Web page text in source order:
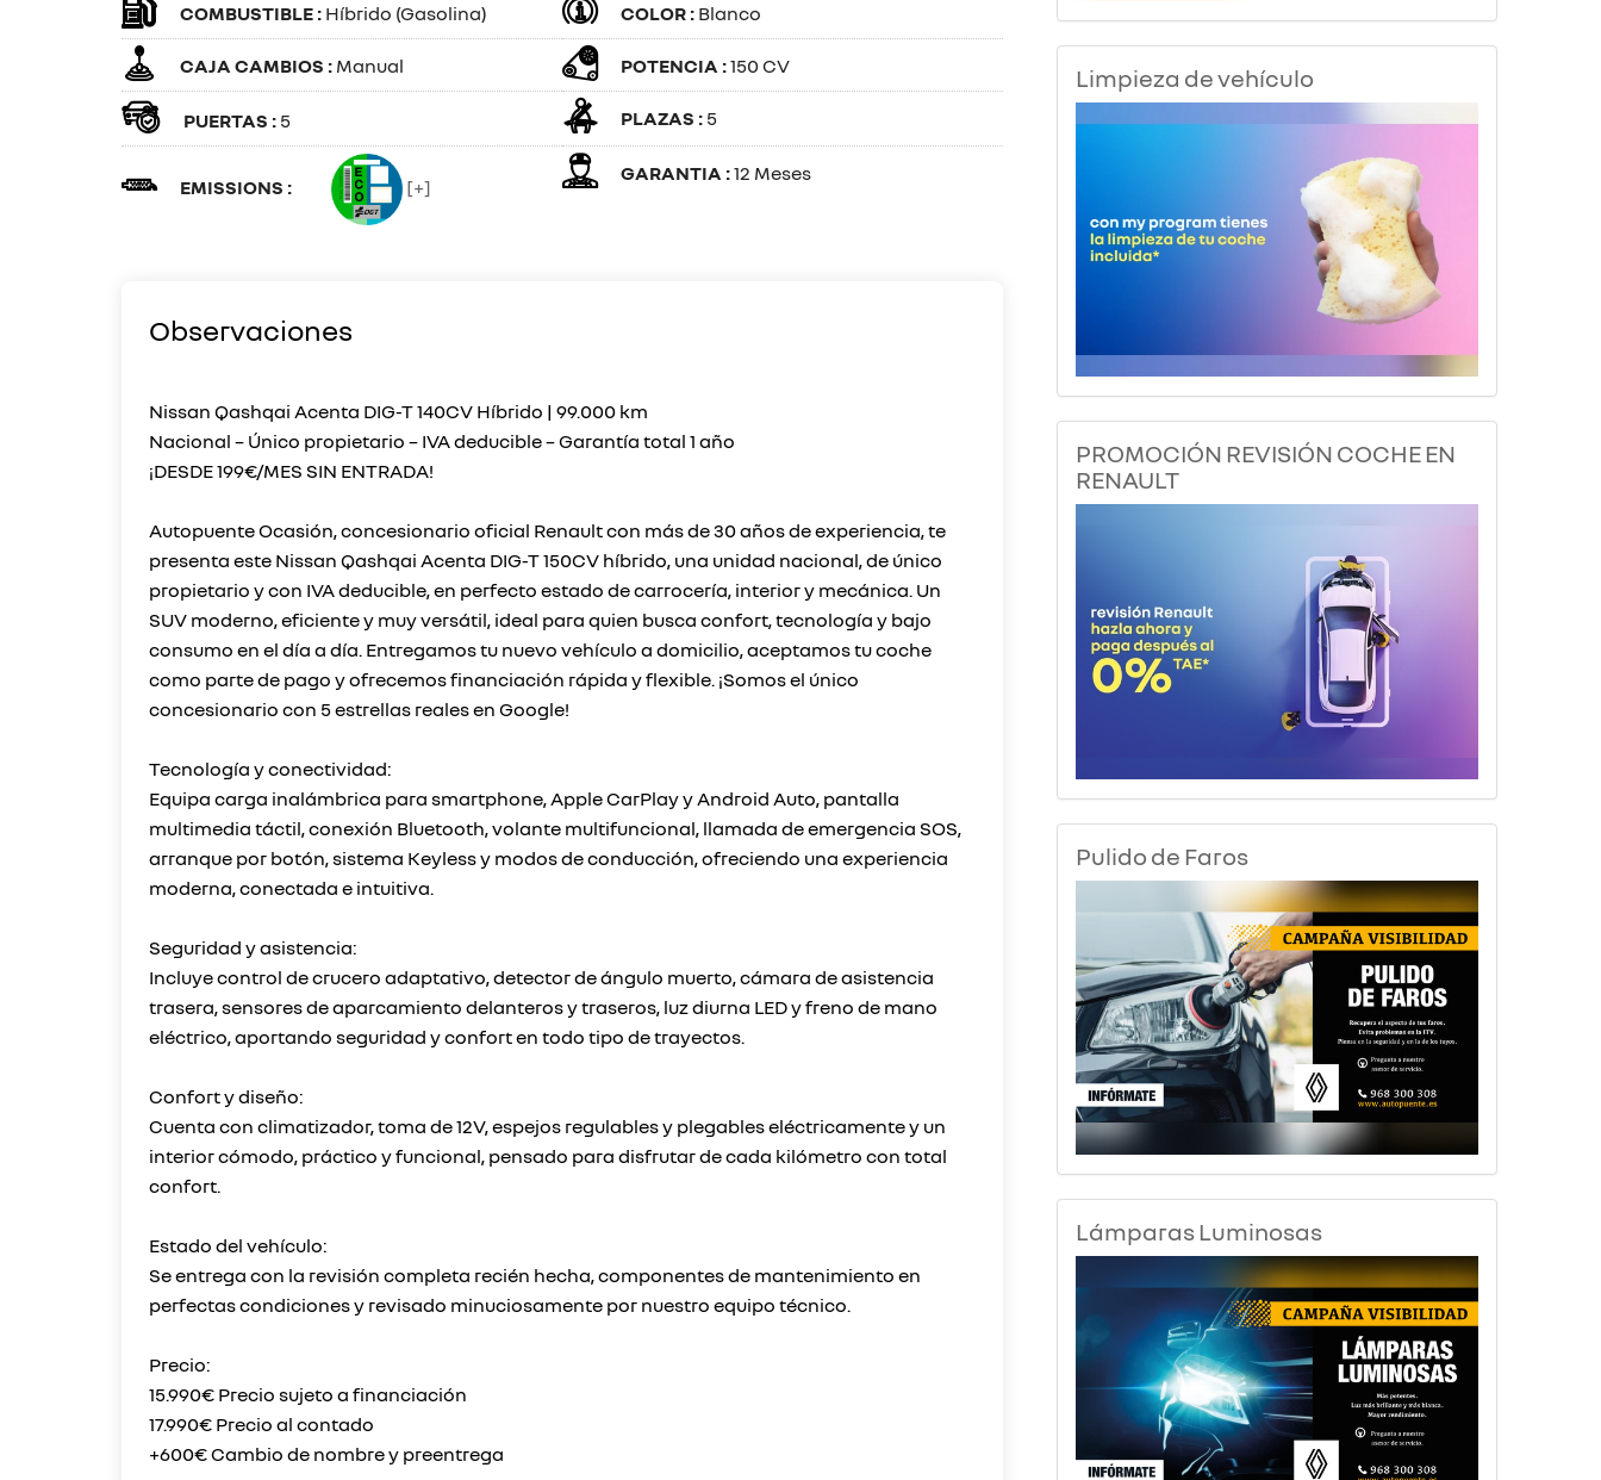
COMBUSTIBLE : Híbrido (Gasolina) COLOR : Blanco
CAJA CAMBIOS : Manual POTENCIA :150 CV
PUERTAS : 5 PLAZAS : 5
EMISSIONS : [+]
GARANTIA :12 Meses
Observaciones
Nissan Qashqai Acenta DIG-T 140CV Híbrido | 99.000 km
Nacional – Único propietario – IVA deducible – Garantía total 1 año
¡DESDE 199€/MES SIN ENTRADA!
Autopuente Ocasión, concesionario oficial Renault con más de 30 años de experiencia, te
presenta este Nissan Qashqai Acenta DIG-T 150CV híbrido, una unidad nacional, de único
propietario y con IVA deducible, en perfecto estado de carrocería, interior y mecánica. Un
SUV moderno, eficiente y muy versátil, ideal para quien busca confort, tecnología y bajo
consumo en el día a día. Entregamos tu nuevo vehículo a domicilio, aceptamos tu coche
como parte de pago y ofrecemos financiación rápida y flexible. ¡Somos el único
concesionario con 5 estrellas reales en Google!
Tecnología y conectividad:
Equipa carga inalámbrica para smartphone, Apple CarPlay y Android Auto, pantalla
multimedia táctil, conexión Bluetooth, volante multifuncional, llamada de emergencia SOS,
arranque por botón, sistema Keyless y modos de conducción, ofreciendo una experiencia
moderna, conectada e intuitiva.
Seguridad y asistencia:
Incluye control de crucero adaptativo, detector de ángulo muerto, cámara de asistencia
trasera, sensores de aparcamiento delanteros y traseros, luz diurna LED y freno de mano
eléctrico, aportando seguridad y confort en todo tipo de trayectos.
Confort y diseño:
Cuenta con climatizador, toma de 12V, espejos regulables y plegables eléctricamente y un
interior cómodo, práctico y funcional, pensado para disfrutar de cada kilómetro con total
confort.
Estado del vehículo:
Se entrega con la revisión completa recién hecha, componentes de mantenimiento en
perfectas condiciones y revisado minuciosamente por nuestro equipo técnico.
Precio:
15.990€ Precio sujeto a financiación
17.990€ Precio al contado
+600€ Cambio de nombre y preentrega
Limpieza de vehículo
PROMOCIÓN REVISIÓN COCHE EN
RENAULT
Pulido de Faros
Lámparas Luminosas